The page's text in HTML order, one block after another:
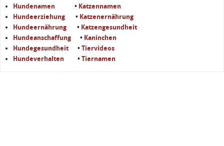
Hundenamen
• Katzennamen
Hundeerziehung • Katzenernährung
Hundeernährung • Katzengesundheit
Hundeanschaffung • Kaninchen
Hundegesundheit • Tiervideos
Hundeverhalten • Tiernamen